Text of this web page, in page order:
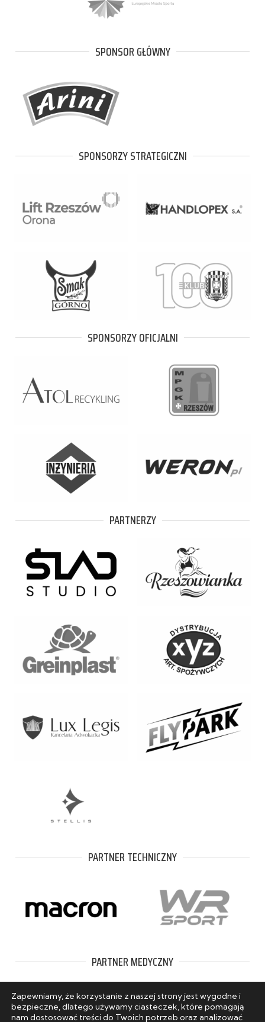
SPONSOR GŁÓWNY
SPONSORZY STRATEGICZNI
SPONSORZY OFICJALNI
PARTNERZY
PARTNER TECHNICZNY
PARTNER MEDYCZNY
Zapewniamy, że korzystanie z naszej strony jest wygodne i
bezpieczne, dlatego używamy ciasteczek, które pomagają
nam dostosować treści do Twoich potrzeb oraz analizować